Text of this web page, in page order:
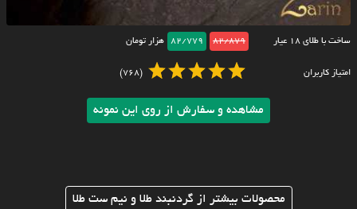
ساخت با طلای ۱۸ عیار 82/879
82/779 هزار تومان
امتیاز کاربران (768)
مشاهده و سفارش از روی این نمونه
محصولات بیشتر از گردنبند طلا و نیم ست طلا